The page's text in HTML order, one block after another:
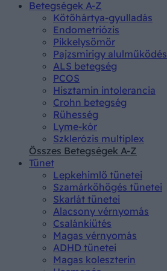
Betegségek A-Z
Kötőhártya-gyulladás
Endometriózis
Pikkelysömör
Pajzsmirigy alulműködés
ALS betegség
PCOS
Hisztamin intolerancia
Crohn betegség
Rühesség
Lyme-kór
Szklerózis multiplex
Összes Betegségek A-Z
Tünet
Lepkehimlő tünetei
Szamárköhögés tünetei
Skarlát tünetei
Alacsony vérnyomás
Csalánkiütés
Magas vérnyomás
ADHD tünetei
Magas koleszterin